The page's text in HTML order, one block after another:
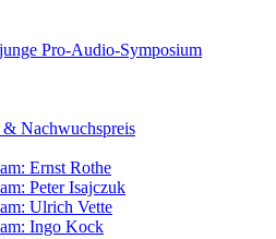
Pro-Audio-Symposium
Nachwuchspreis
Ernst Rothe
Peter Isajczuk
Ulrich Vette
Ingo Kock